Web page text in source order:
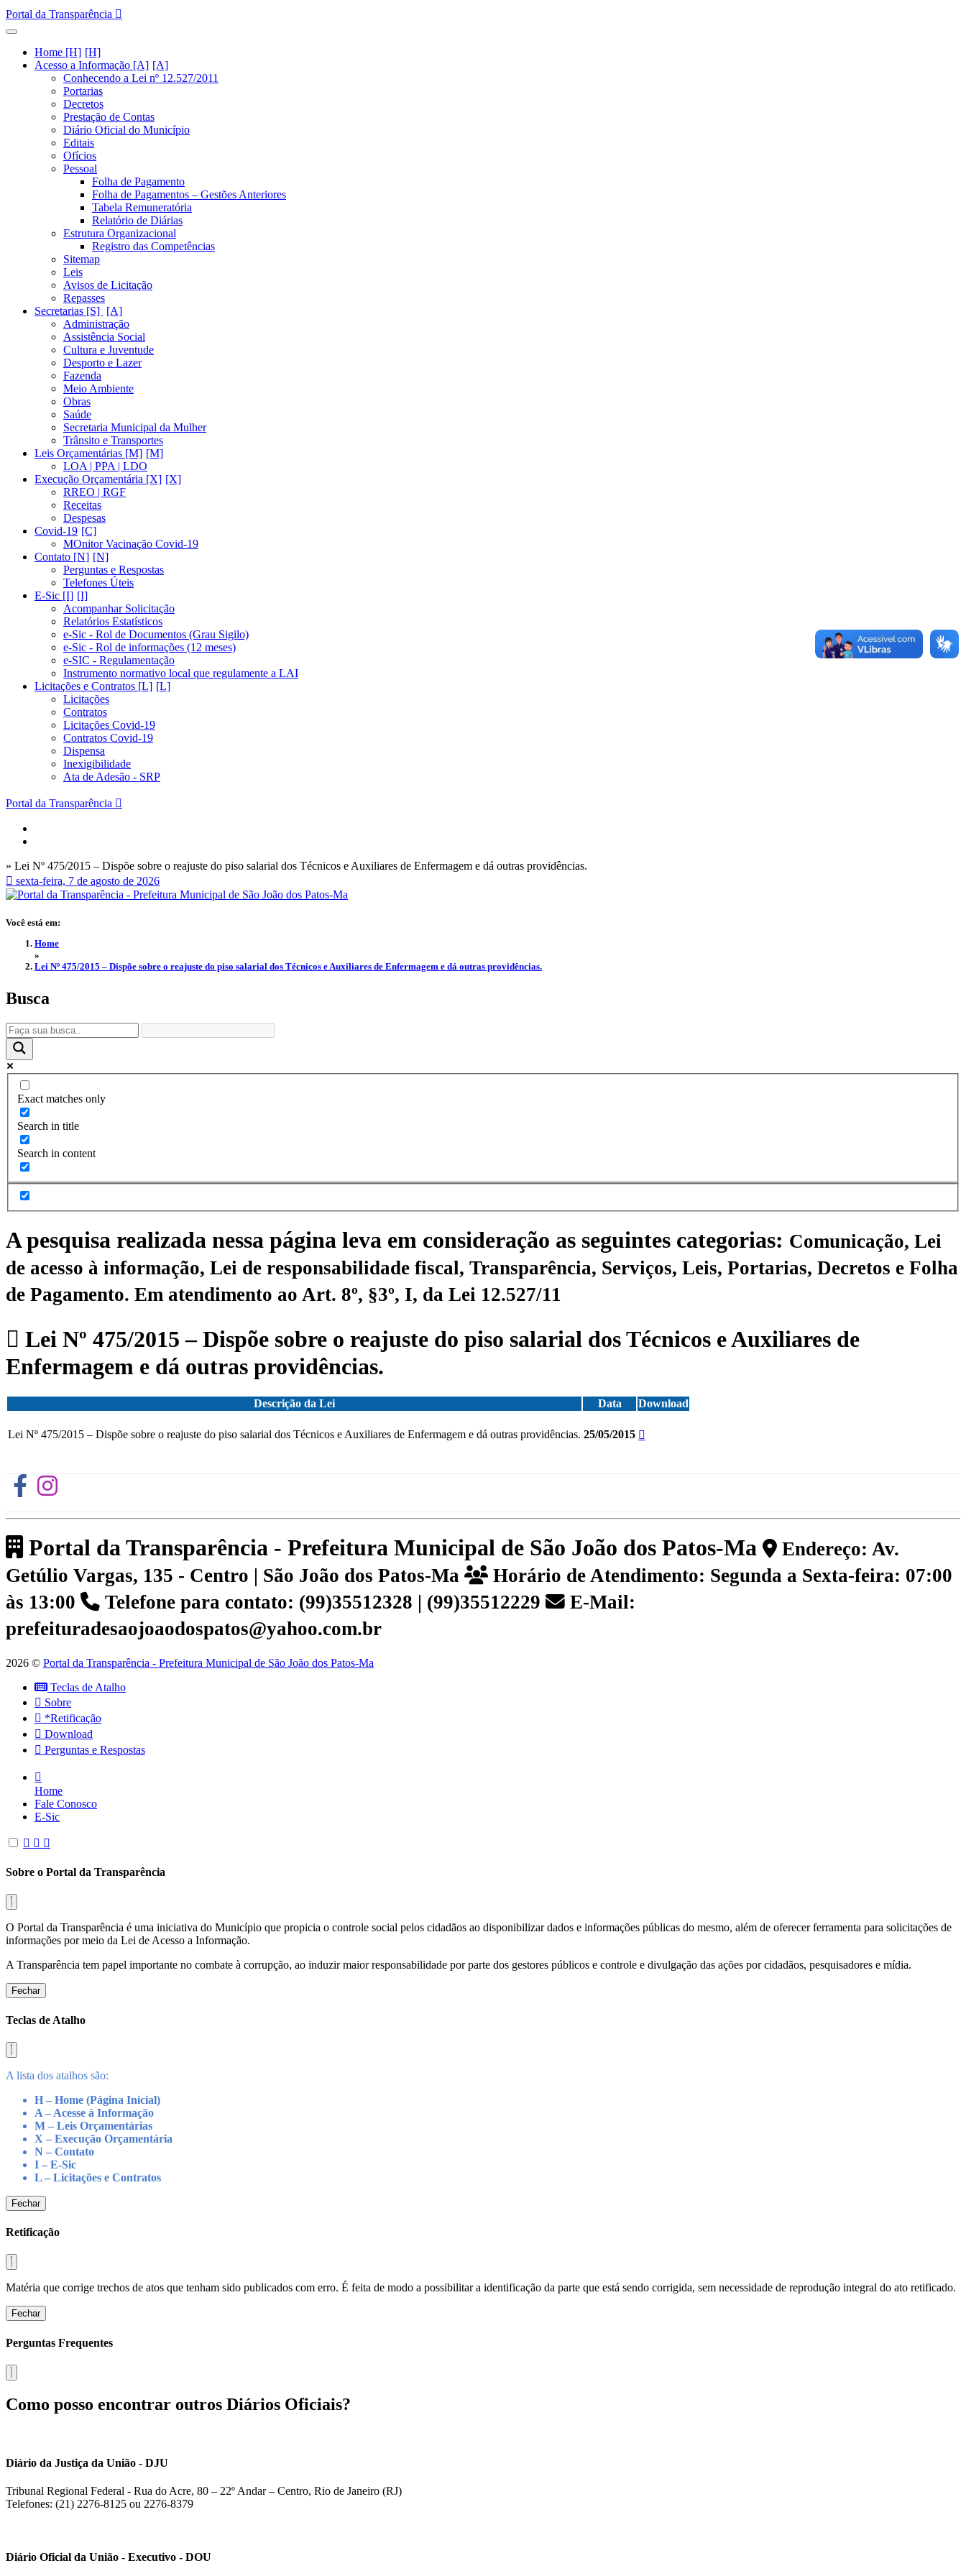
Portal da Transparência
Home [H]
Acesso a Informação [A]
Conhecendo a Lei nº 12.527/2011
Portarias
Decretos
Prestação de Contas
Diário Oficial do Município
Editais
Ofícios
Pessoal
Folha de Pagamento
Folha de Pagamentos – Gestões Anteriores
Tabela Remuneratória
Relatório de Diárias
Estrutura Organizacional
Registro das Competências
Sitemap
Leis
Avisos de Licitação
Repasses
Secretarias [S]
Administração
Assistência Social
Cultura e Juventude
Desporto e Lazer
Fazenda
Meio Ambiente
Obras
Saúde
Secretaria Municipal da Mulher
Trânsito e Transportes
Leis Orçamentárias [M]
LOA | PPA | LDO
Execução Orçamentária [X]
RREO | RGF
Receitas
Despesas
Covid-19
MOnitor Vacinação Covid-19
Contato [N]
Perguntas e Respostas
Telefones Úteis
E-Sic [I]
Acompanhar Solicitação
Relatórios Estatísticos
e-Sic - Rol de Documentos (Grau Sigilo)
e-Sic - Rol de informações (12 meses)
e-SIC - Regulamentação
Instrumento normativo local que regulamente a LAI
Licitações e Contratos [L]
Licitações
Contratos
Licitações Covid-19
Contratos Covid-19
Dispensa
Inexigibilidade
Ata de Adesão - SRP
Portal da Transparência
» Lei Nº 475/2015 – Dispõe sobre o reajuste do piso salarial dos Técnicos e Auxiliares de Enfermagem e dá outras providências.
sexta-feira, 7 de agosto de 2026
Você está em:
Home
»
Lei Nº 475/2015 – Dispõe sobre o reajuste do piso salarial dos Técnicos e Auxiliares de Enfermagem e dá outras providências.
Busca
Exact matches only
Search in title
Search in content
A pesquisa realizada nessa página leva em consideração as seguintes categorias: Comunicação, Lei
de acesso à informação, Lei de responsabilidade fiscal, Transparência, Serviços, Leis, Portarias, Decretos e Folha
de Pagamento. Em atendimento ao Art. 8º, §3º, I, da Lei 12.527/11
Lei Nº 475/2015 – Dispõe sobre o reajuste do piso salarial dos Técnicos e Auxiliares de
Enfermagem e dá outras providências.
Descrição da Lei Data Download
Lei Nº 475/2015 – Dispõe sobre o reajuste do piso salarial dos Técnicos e Auxiliares de Enfermagem e dá outras providências. 25/05/2015
Portal da Transparência - Prefeitura Municipal de São João dos Patos-Ma
Endereço: Av.
Getúlio Vargas, 135 - Centro | São João dos Patos-Ma
Horário de Atendimento: Segunda a Sexta-feira: 07:00
às 13:00
Telefone para contato: (99)35512328 | (99)35512229
E-Mail:
prefeituradesaojoaodospatos@yahoo.com.br
2026 © Portal da Transparência - Prefeitura Municipal de São João dos Patos-Ma
Teclas de Atalho
Sobre
*Retificação
Download
Perguntas e Respostas
Home
Fale Conosco
E-Sic
Sobre o Portal da Transparência
O Portal da Transparência é uma iniciativa do Município que propicia o controle social pelos cidadãos ao disponibilizar dados e informações públicas do mesmo, além de oferecer ferramenta para solicitações de
informações por meio da Lei de Acesso a Informação.
A Transparência tem papel importante no combate à corrupção, ao induzir maior responsabilidade por parte dos gestores públicos e controle e divulgação das ações por cidadãos, pesquisadores e mídia.
Fechar
Teclas de Atalho
A lista dos atalhos são:
H – Home (Página Inicial)
A – Acesse à Informação
M – Leis Orçamentárias
X – Execução Orçamentária
N – Contato
I – E-Sic
L – Licitações e Contratos
Fechar
Retificação
Matéria que corrige trechos de atos que tenham sido publicados com erro. É feita de modo a possibilitar a identificação da parte que está sendo corrigida, sem necessidade de reprodução integral do ato retificado.
Fechar
Perguntas Frequentes
Como posso encontrar outros Diários Oficiais?
Diário da Justiça da União - DJU
Tribunal Regional Federal - Rua do Acre, 80 – 22º Andar – Centro, Rio de Janeiro (RJ)
Telefones: (21) 2276-8125 ou 2276-8379
Diário Oficial da União - Executivo - DOU